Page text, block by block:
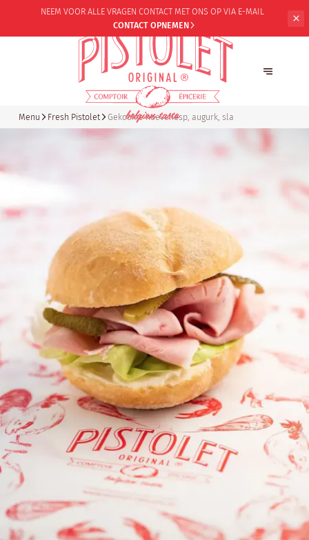
NEEM VOOR ALLE VRAGEN CONTACT MET ONS OP VIA E-MAIL
CONTACT OPNEMEN
Menu Fresh Pistolet Gekookte hoevehesp, augurk, sla